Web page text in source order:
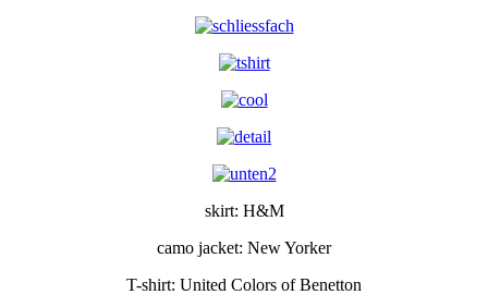
skirt: H&M
camo jacket: New Yorker
T-shirt: United Colors of Benetton